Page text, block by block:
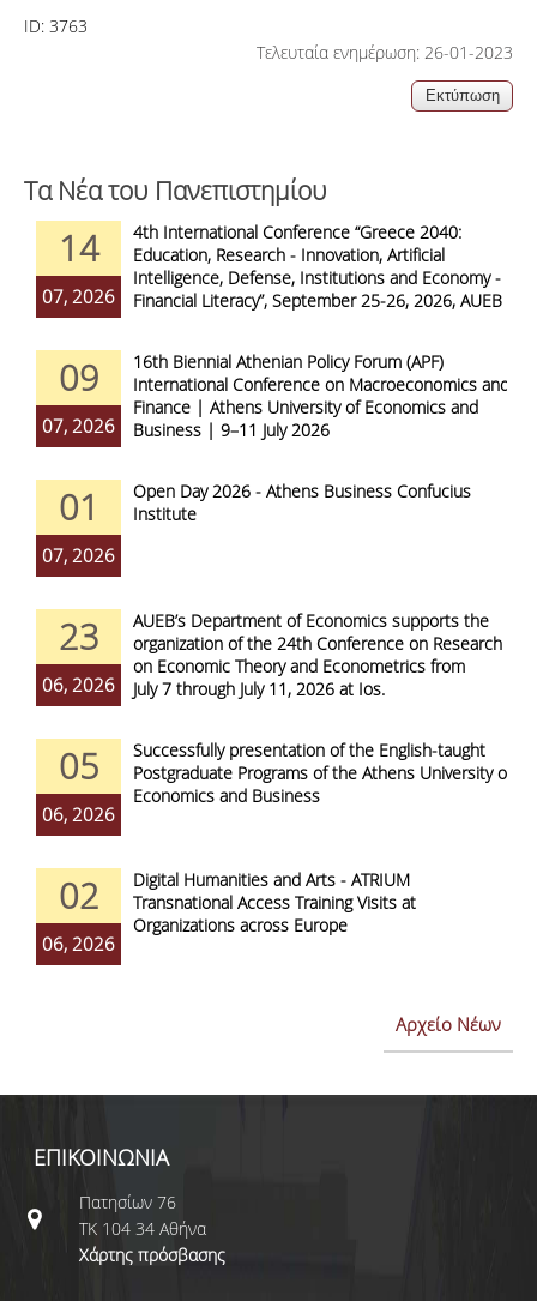
ID: 3763
Τελευταία ενημέρωση: 26-01-2023
Τα Νέα του Πανεπιστημίου
14
07, 2026
4th International Conference “Greece 2040:
Education, Research - Innovation, Artificial
Intelligence, Defense, Institutions and Economy -
Financial Literacy”, September 25-26, 2026, AUEB
09
07, 2026
16th Biennial Athenian Policy Forum (APF)
International Conference on Macroeconomics and
Finance | Athens University of Economics and
Business | 9–11 July 2026
01
07, 2026
Open Day 2026 - Athens Business Confucius
Institute
23
06, 2026
AUEB’s Department of Economics supports the
organization of the 24th Conference on Research
on Economic Theory and Econometrics from
July 7 through July 11, 2026 at Ios.
05
06, 2026
Successfully presentation of the English-taught
Postgraduate Programs of the Athens University of
Economics and Business
02
06, 2026
Digital Humanities and Arts - ATRIUM
Transnational Access Training Visits at
Organizations across Europe
Αρχείο Νέων
ΕΠΙΚΟΙΝΩΝΙΑ
Πατησίων 76
ΤΚ 104 34 Αθήνα
Χάρτης πρόσβασης